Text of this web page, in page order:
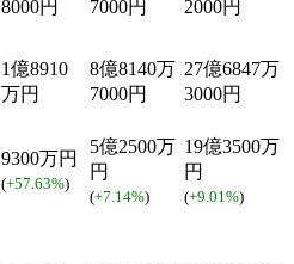
8000円
7000円
2000円
1億8910
万円
8億8140万
7000円
27億6847万
3000円
9300万円
(+57.63%)
5億2500万
円
(+7.14%)
19億3500万
円
(+9.01%)